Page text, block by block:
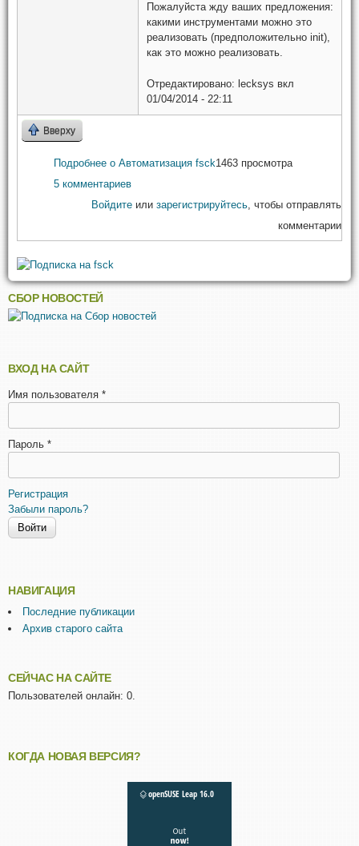
Пожалуйста жду ваших предложения:
какими инструментами можно это
реализовать (предположительно init),
как это можно реализовать.
Отредактировано: lecksys вкл
01/04/2014 - 22:11
Вверху
Подробнее о Автоматизация fsck1463 просмотра
5 комментариев
Войдите или зарегистрируйтесь , чтобы отправлять
комментарии
СБОР НОВОСТЕЙ
ВХОД НА САЙТ
Имя пользователя *
Пароль *
Регистрация
Забыли пароль?
НАВИГАЦИЯ
Последние публикации
Архив старого сайта
СЕЙЧАС НА САЙТЕ
Пользователей онлайн: 0.
КОГДА НОВАЯ ВЕРСИЯ?